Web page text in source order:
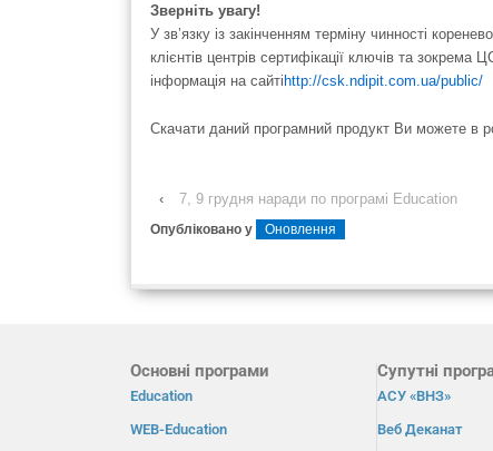
Зверніть увагу!
У зв’язку із закінченням терміну чинності
клієнтів центрів сертифікації ключів та
інформація на сайтіhttp://csk.ndipit.com.ua/public/
Скачати даний програмний продукт Ви можете в
‹ 7, 9 грудня наради по програмі Education
Опубліковано у Оновлення
Основні програми
Education
WEB-Education
Супутні
АСУ «ВНЗ»
Веб Деканат